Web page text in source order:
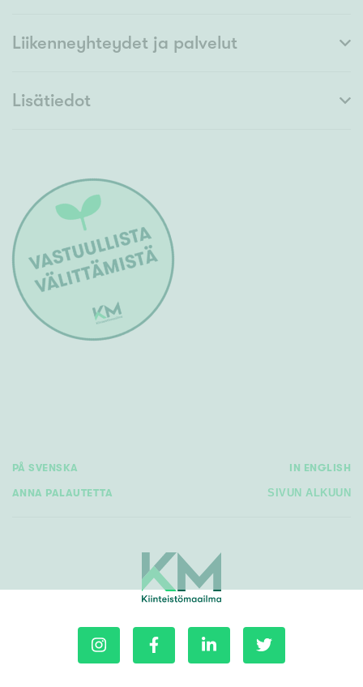
Liikenneyhteydet ja palvelut
Lisätiedot
PÅ SVENSKA IN ENGLISH
ANNA PALAUTETTA SIVUN ALKUUN